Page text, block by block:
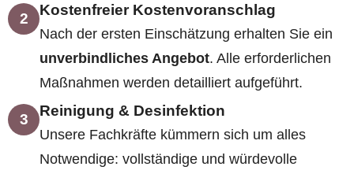
2 Kostenfreier Kostenvoranschlag
Nach der ersten Einschätzung erhalten Sie ein
unverbindliches Angebot. Alle erforderlichen
Maßnahmen werden detailliert aufgeführt.
3 Reinigung & Desinfektion
Unsere Fachkräfte kümmern sich um alles
Notwendige: vollständige und würdevolle